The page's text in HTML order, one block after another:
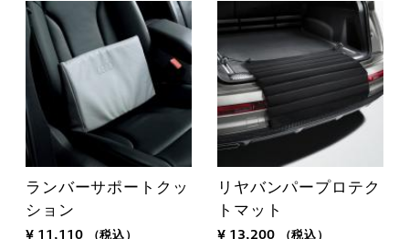
ランバーサポートクッ
ション
¥ 11,110 （税込）
リヤバンパープロテク
トマット
¥ 13,200 （税込）